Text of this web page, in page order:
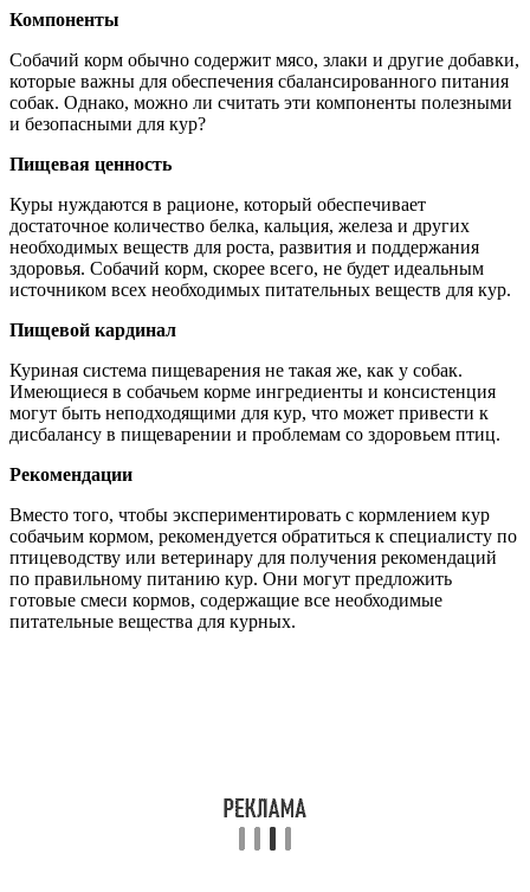
Компоненты
Собачий корм обычно содержит мясо, злаки и другие добавки,
которые важны для обеспечения сбалансированного питания
собак. Однако, можно ли считать эти компоненты полезными
и безопасными для кур?
Пищевая ценность
Куры нуждаются в рационе, который обеспечивает
достаточное количество белка, кальция, железа и других
необходимых веществ для роста, развития и поддержания
здоровья. Собачий корм, скорее всего, не будет идеальным
источником всех необходимых питательных веществ для кур.
Пищевой кардинал
Куриная система пищеварения не такая же, как у собак.
Имеющиеся в собачьем корме ингредиенты и консистенция
могут быть неподходящими для кур, что может привести к
дисбалансу в пищеварении и проблемам со здоровьем птиц.
Рекомендации
Вместо того, чтобы экспериментировать с кормлением кур
собачьим кормом, рекомендуется обратиться к специалисту по
птицеводству или ветеринару для получения рекомендаций
по правильному питанию кур. Они могут предложить
готовые смеси кормов, содержащие все необходимые
питательные вещества для курных.